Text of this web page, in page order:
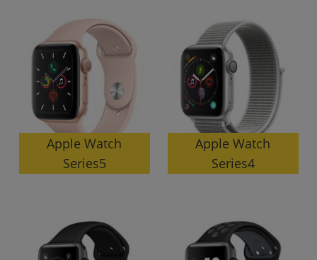
Apple Watch
Series5
Apple Watch
Series4